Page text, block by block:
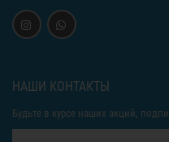
НАШИ КОНТАКТЫ
Будьте в курсе наших акций,